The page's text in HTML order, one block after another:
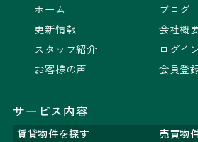
ホーム
更新情報
スタッフ紹介
お客様の声
ブログ
会社概
ログイ
会員登
サービス内容
賃貸物件を探す
売買物